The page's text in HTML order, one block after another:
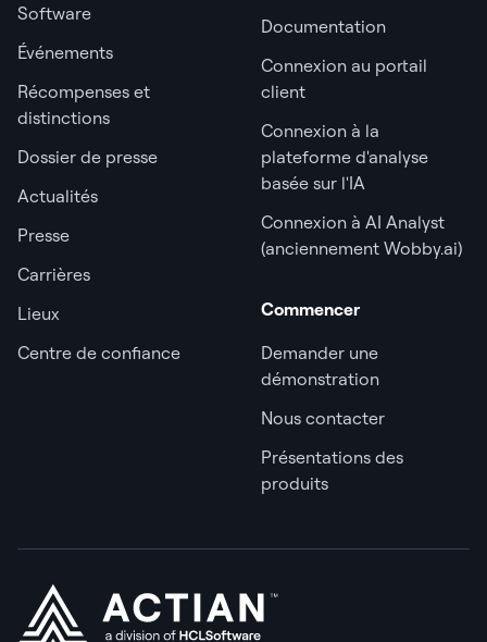
Software
Événements
Récompenses et
distinctions
Dossier de presse
Actualités
Presse
Carrières
Lieux
Centre de confiance
Documentation
Connexion au portail
client
Connexion à la
plateforme d'analyse
basée sur l'IA
Connexion à AI Analyst
(anciennement Wobby.ai)
Commencer
Demander une
démonstration
Nous contacter
Présentations des
produits